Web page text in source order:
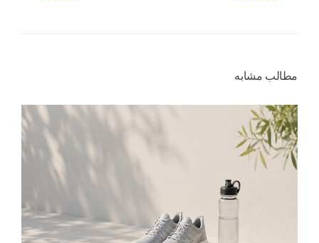
مطالب مشابه